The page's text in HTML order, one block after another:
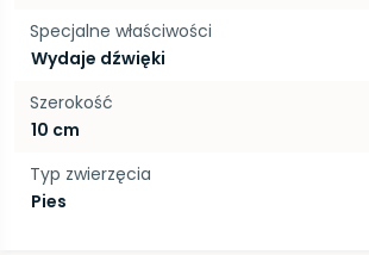
Specjalne właściwości
Wydaje dźwięki
Szerokość
10 cm
Typ zwierzęcia
Pies